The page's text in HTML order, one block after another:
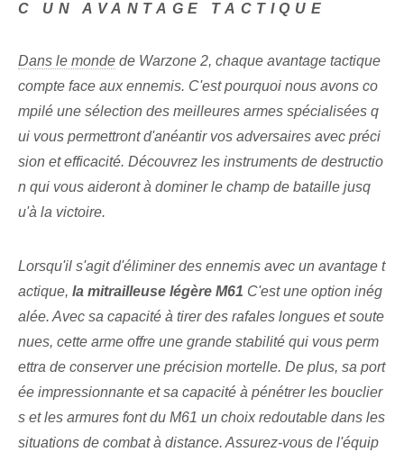
C UN AVANTAGE TACTIQUE
Dans le monde de Warzone 2, chaque avantage tactique
compte face aux ennemis. C'est pourquoi⁢ nous avons co
mpilé une sélection⁢ des meilleures armes spécialisées q
ui vous permettront d'anéantir vos adversaires avec préci
sion et efficacité. ​Découvrez les instruments de destructio
n qui vous aideront à dominer le champ de bataille jusq
u'à la victoire.
Lorsqu'il s'agit d'éliminer des ennemis avec un avantage t
actique, la mitrailleuse légère M61 C'est⁤ une option inég
alée. Avec sa capacité à tirer des rafales longues et soute
nues, cette arme offre une grande stabilité qui vous perm
ettra de conserver une précision mortelle. De plus, sa port
ée impressionnante et sa capacité à pénétrer les bouclier
s et les armures font du M61 un choix redoutable dans les
situations de combat à distance. Assurez-vous de l'équip